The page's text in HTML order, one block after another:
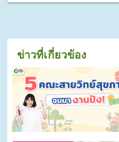
ข่าวที่เกี่ยวข้อง